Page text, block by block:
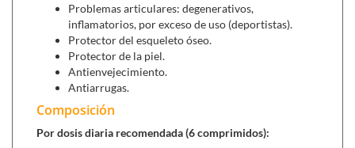
Problemas articulares: degenerativos,
inflamatorios, por exceso de uso (deportistas).
Protector del esqueleto óseo.
Protector de la piel.
Antienvejecimiento.
Antiarrugas.
Composición
Por dosis diaria recomendada (6 comprimidos):